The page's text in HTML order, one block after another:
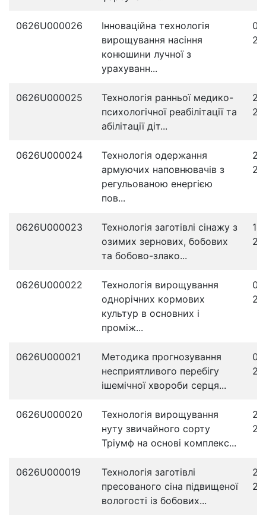
0626U000026
Інноваційна технологія
вирощування насіння
конюшини лучної з
урахуванн...
0626U000025
Технологія ранньої медико-
психологічної реабілітації та
абілітації діт...
0626U000024
Технологія одержання
армуючих наповнювачів з
регульованою енергією
пов...
0626U000023
Технологія заготівлі сінажу з
озимих зернових, бобових
та бобово-злако...
0626U000022
Технологія вирощування
однорічних кормових
культур в основних і
проміж...
0626U000021
Методика прогнозування
несприятливого перебігу
ішемічної хвороби серця...
0626U000020
Технологія вирощування
нуту звичайного сорту
Тріумф на основі комплекс...
0626U000019
Технологія заготівлі
пресованого сіна підвищеної
вологості із бобових...